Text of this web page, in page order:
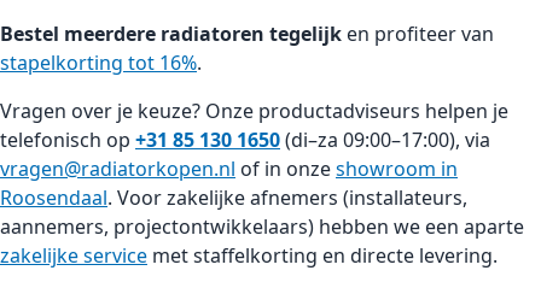
Bestel meerdere radiatoren tegelijk en profiteer van
stapelkorting tot 16%.
Vragen over je keuze? Onze productadviseurs helpen je
telefonisch op +31 85 130 1650(di–za 09:00–17:00), via
vragen@radiatorkopen.nl of in onzeshowroom in
Roosendaal. Voor zakelijke afnemers (installateurs,
aannemers, projectontwikkelaars) hebben we een aparte
zakelijke service met staffelkorting en directe levering.